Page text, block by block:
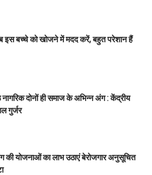
इस बच्चे को खोजने में मदद करें, बहुत परेशान हैं
नागरिक दोनों ही समाज के अभिन्न अंग : केंद्रीय
गुर्जर
की योजनाओं का लाभ उठाएं बेरोजगार अनुसूचित